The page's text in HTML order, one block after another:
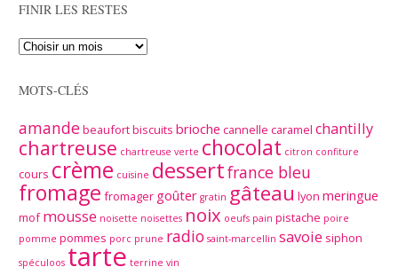
FINIR LES RESTES
MOTS-CLÉS
amandebeaufortbiscuits brioche cannelle caramel chantilly
chartreuse chartreuse verte chocolat citron confiture
cours crème cuisine dessertfrance bleu
fromage fromager goûter gratin gâteau lyon meringue
mof mousse noisette noisettes noix oeufs pain pistache poire
pomme pommes porc prune radio saint-marcellin savoie siphon
spéculoos tarte terrine vin